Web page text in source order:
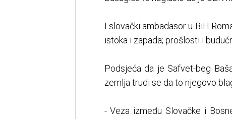
I slovački ambadasor u BiH
istoka i zapada; prošlosti i
Podsjeća da je Safvet-beg
zemlja trudi se da to njegovo
- Veza između Slovačke i